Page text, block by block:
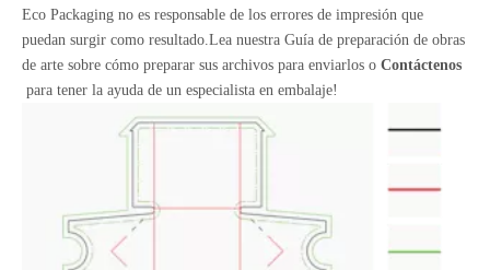
Eco Packaging no es responsable de los errores de impresión que
puedan surgir como resultado.Lea nuestra Guía de preparación de obras
de arte sobre cómo preparar sus archivos para enviarlos o Contáctenos
para tener la ayuda de un especialista en embalaje!